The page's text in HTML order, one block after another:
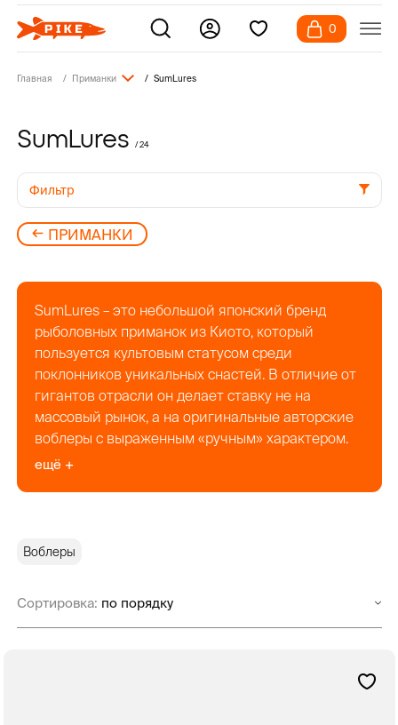
0
Главная Приманки SumLures
SumLures / 24
Фильтр
ПРИМАНКИ
SumLures – это небольшой японский бренд
рыболовных приманок из Киото, который
пользуется культовым статусом среди
поклонников уникальных снастей. В отличие от
гигантов отрасли он делает ставку не на
массовый рынок, а на оригинальные авторские
воблеры с выраженным «ручным» характером.
ещё +
Воблеры
Сортировка: